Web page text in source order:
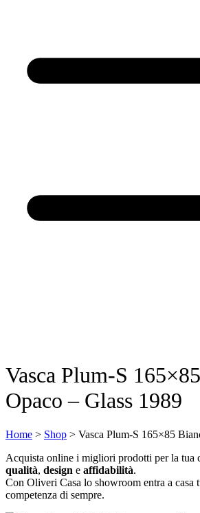
Vasca Plum-S
Opaco – Glass 1989
Home > Shop > Vasca Plum-S 165×85
Acquista online i migliori prodotti per la tua
qualità, design e affidabilità.
Con Oliveri Casa lo showroom entra a casa
competenza di sempre.